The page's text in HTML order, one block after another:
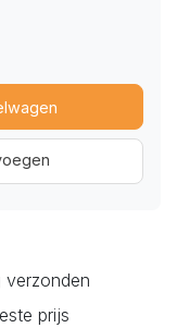
verzonden
prijs